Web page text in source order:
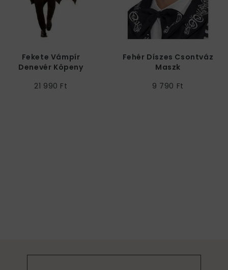
Fekete Vámpír
Denevér Köpeny
21 990 Ft
Fehér Díszes Csontváz
Maszk
9 790 Ft